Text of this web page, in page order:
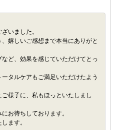
いました。
嬉しいご感想まで本当にありがと
ど、効果を感じていただけてとっ
タルケアもご満足いただけたよう
様子に、私もほっといたしまし
お待ちしております。
ます。